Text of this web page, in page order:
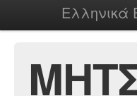
Ελληνικά